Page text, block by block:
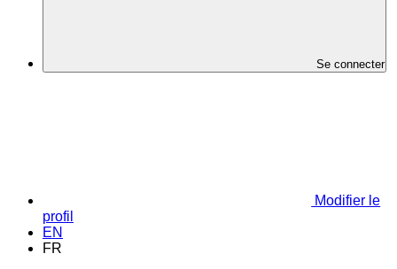
Se connecter
Modifier le
profil
EN
FR